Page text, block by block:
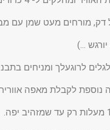
…)
נוספת לקבלת מאפה